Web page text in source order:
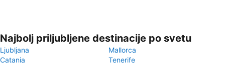
Najbolj priljubljene destinacije po svetu
Ljubljana
Mallorca
Catania
Tenerife